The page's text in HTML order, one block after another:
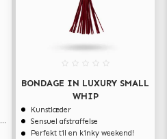
BONDAGE IN LUXURY SMALL
WHIP
Kunstlæder
Sensuel afstraffelse
Perfekt til en kinky weekend!